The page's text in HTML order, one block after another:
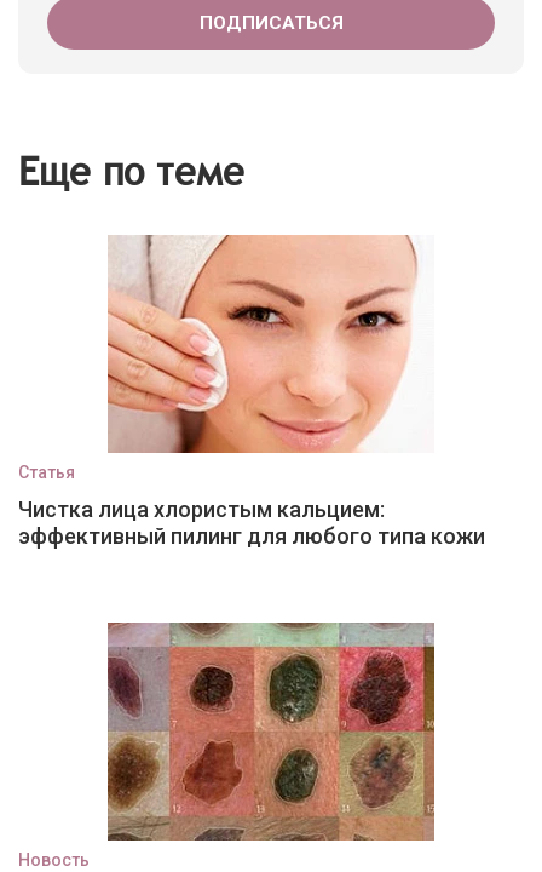
Еще по теме
Статья
Чистка лица хлористым кальцием:
эффективный пилинг для любого типа кожи
Новость